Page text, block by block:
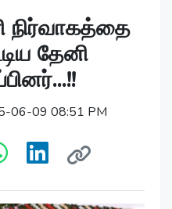
நிர்வாகத்தை
தேனி
06-09 08:51 PM